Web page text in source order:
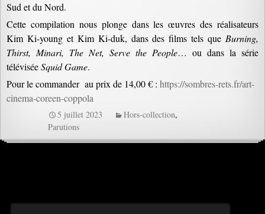
Sud et du Nord.
Cette compilation nous plonge dans les œuvres des réalisateurs
Kim Ki-young et Kim Ki-duk, dans des films tels que Burning,
Thirst, Minari, The Net, Serve the People… ou dans la série
téléviséeSquid Game.
Pour le commander au prix de 14,00 € : https://sombres-rets.fr/art-
cinema-coreen-coppola
5 juillet 2023 Hors-collection,
Parutions